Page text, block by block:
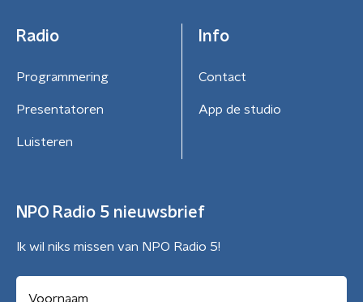
Radio
Programmering
Presentatoren
Luisteren
Info
Contact
App de studio
NPO Radio 5 nieuwsbrief
Ik wil niks missen van NPO Radio 5!